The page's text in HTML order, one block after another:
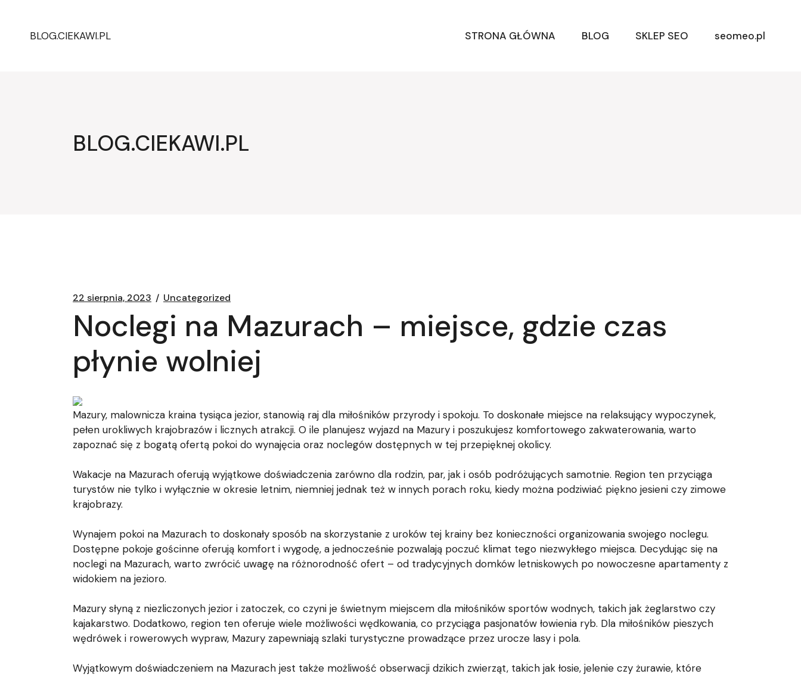
BLOG.CIEKAWI.PL
STRONA GŁÓWNA BLOG SKLEP SEO seomeo.pl
BLOG.CIEKAWI.PL
22 sierpnia, 2023 Uncategorized
Noclegi na Mazurach – miejsce, gdzie czas
płynie wolniej
Mazury, malownicza kraina tysiąca jezior, stanowią raj dla miłośników przyrody i spokoju. To doskonałe miejsce na relaksujący wypoczynek,
pełen urokliwych krajobrazów i licznych atrakcji. O ile planujesz wyjazd na Mazury i poszukujesz komfortowego zakwaterowania, warto
zapoznać się z bogatą ofertą pokoi do wynajęcia oraz noclegów dostępnych w tej przepięknej okolicy.
Wakacje na Mazurach oferują wyjątkowe doświadczenia zarówno dla rodzin, par, jak i osób podróżujących samotnie. Region ten przyciąga
turystów nie tylko i wyłącznie w okresie letnim, niemniej jednak też w innych porach roku, kiedy można podziwiać piękno jesieni czy zimowe
krajobrazy.
Wynajem pokoi na Mazurach to doskonały sposób na skorzystanie z uroków tej krainy bez konieczności organizowania swojego noclegu.
Dostępne pokoje gościnne oferują komfort i wygodę, a jednocześnie pozwalają poczuć klimat tego niezwykłego miejsca. Decydując się na
noclegi na Mazurach, warto zwrócić uwagę na różnorodność ofert – od tradycyjnych domków letniskowych po nowoczesne apartamenty z
widokiem na jezioro.
Mazury słyną z niezliczonych jezior i zatoczek, co czyni je świetnym miejscem dla miłośników sportów wodnych, takich jak żeglarstwo czy
kajakarstwo. Dodatkowo, region ten oferuje wiele możliwości wędkowania, co przyciąga pasjonatów łowienia ryb. Dla miłośników pieszych
wędrówek i rowerowych wypraw, Mazury zapewniają szlaki turystyczne prowadzące przez urocze lasy i pola.
Wyjątkowym doświadczeniem na Mazurach jest także możliwość obserwacji dzikich zwierząt, takich jak łosie, jelenie czy żurawie, które